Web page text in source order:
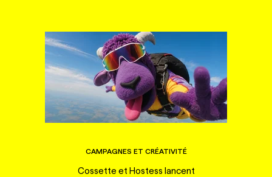
CAMPAGNES ET CRÉATIVITÉ
Cossette et Hostess lancent